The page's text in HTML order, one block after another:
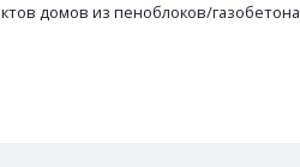
домов из пеноблоков/газобетона